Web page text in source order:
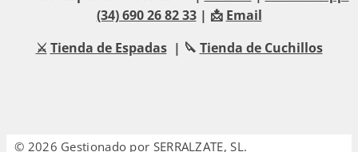
(34) 690 26 82 33| 📩 Email
⚔️ Tienda de Espadas| 🔪 Tienda de Cuchillos
© 2026 Gestionado por SERRALZATE, SL.